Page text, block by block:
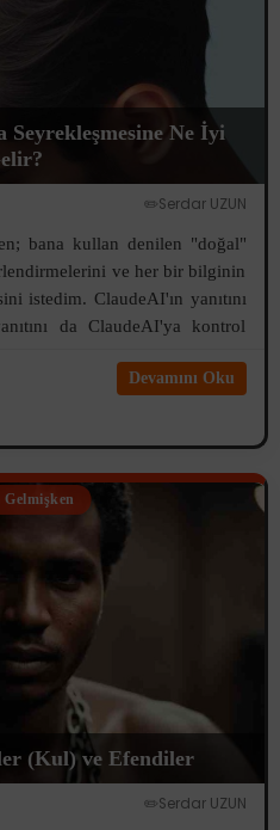
Seyrekleşmesine Ne İyi
✏️Serdar UZUN
bana kullan denilen "doğal"
ve her bir bilginin
istedim. ClaudeAI'ın yanıtını
da ClaudeAI'ya kontrol
Devamını Oku
Gelmişken
(Kul) ve Efendiler
✏️Serdar UZUN